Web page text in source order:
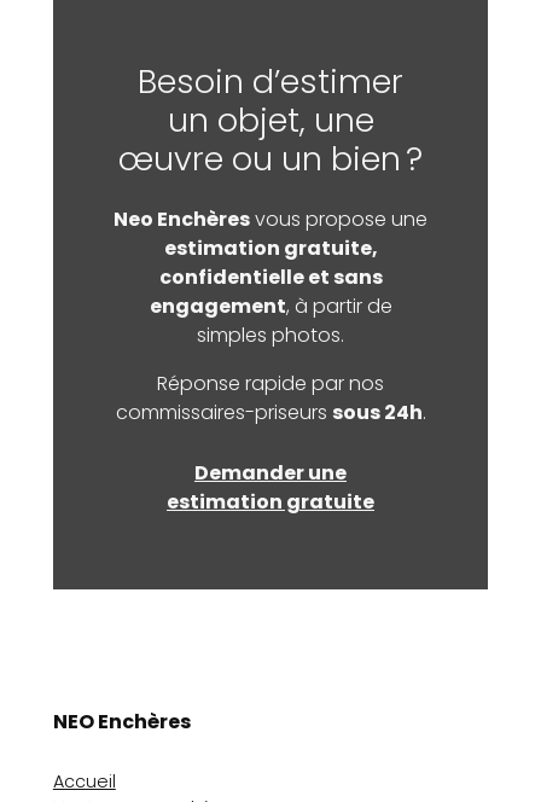
Besoin d’estimer
un objet, une
œuvre ou un bien ?
Neo Enchèresvous propose une
estimation gratuite,
confidentielle et sans
engagement, à partir de
simples photos.
Réponse rapide par nos
commissaires-priseurs sous 24h.
Demander une
estimation gratuite
NEO Enchères
Accueil